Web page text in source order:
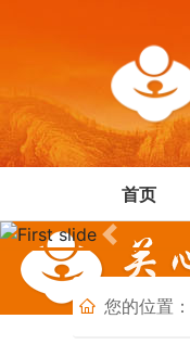
首页
Previous
您的位置：